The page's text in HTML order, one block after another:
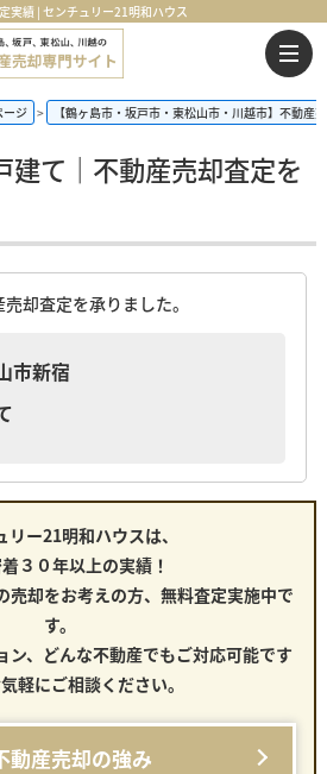
績 | センチュリー21明和ハウス
ージ 【鶴ヶ島市・坂戸市・東松山市・川越市】不動産
建て｜不動産売却査定を
却査定を承りました。
市新宿
リー21明和ハウスは、
３０年以上の実績！
売却をお考えの方、無料査定実施中で
す。
ン、どんな不動産でもご対応可能です
軽にご相談ください。
動産売却の強み